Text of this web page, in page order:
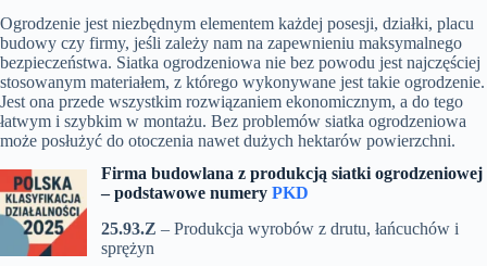
Ogrodzenie jest niezbędnym elementem każdej posesji, działki, placu
budowy czy firmy, jeśli zależy nam na zapewnieniu maksymalnego
bezpieczeństwa. Siatka ogrodzeniowa nie bez powodu jest najczęściej
stosowanym materiałem, z którego wykonywane jest takie ogrodzenie.
Jest ona przede wszystkim rozwiązaniem ekonomicznym, a do tego
łatwym i szybkim w montażu. Bez problemów siatka ogrodzeniowa
może posłużyć do otoczenia nawet dużych hektarów powierzchni.
Firma budowlana z produkcją siatki ogrodzeniowej
– podstawowe numery PKD
25.93.Z – Produkcja wyrobów z drutu, łańcuchów i
sprężyn